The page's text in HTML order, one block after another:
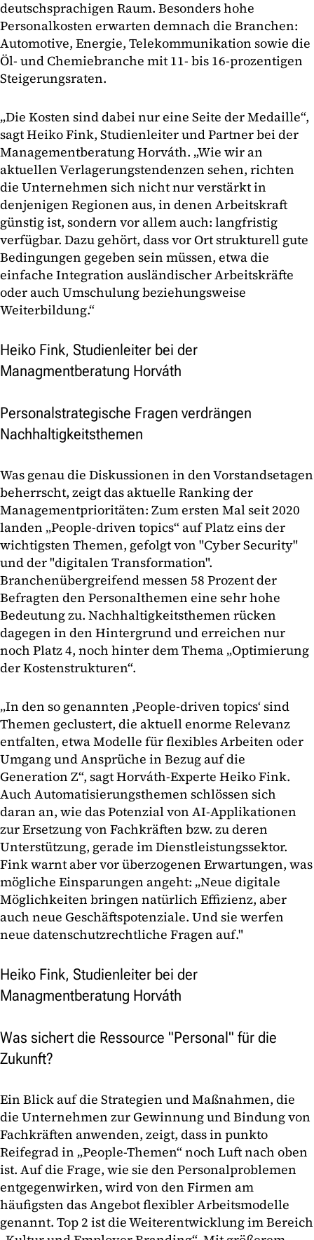
deutschsprachigen Raum. Besonders hohe
Personalkosten erwarten demnach die Branchen:
Automotive, Energie, Telekommunikation sowie die
Öl- und Chemiebranche mit 11- bis 16-prozentigen
Steigerungsraten.
„Die Kosten sind dabei nur eine Seite der Medaille“,
sagt Heiko Fink, Studienleiter und Partner bei der
Managementberatung Horváth. „Wie wir an
aktuellen Verlagerungstendenzen sehen, richten
die Unternehmen sich nicht nur verstärkt in
denjenigen Regionen aus, in denen Arbeitskraft
günstig ist, sondern vor allem auch: langfristig
verfügbar. Dazu gehört, dass vor Ort strukturell gute
Bedingungen gegeben sein müssen, etwa die
einfache Integration ausländischer Arbeitskräfte
oder auch Umschulung beziehungsweise
Weiterbildung.“
Heiko Fink, Studienleiter bei der
Managmentberatung Horváth
Personalstrategische Fragen verdrängen
Nachhaltigkeitsthemen
Was genau die Diskussionen in den Vorstandsetagen
beherrscht, zeigt das aktuelle Ranking der
Managementprioritäten: Zum ersten Mal seit 2020
landen „People-driven topics“ auf Platz eins der
wichtigsten Themen, gefolgt von "Cyber Security"
und der "digitalen Transformation".
Branchenübergreifend messen 58 Prozent der
Befragten den Personalthemen eine sehr hohe
Bedeutung zu. Nachhaltigkeitsthemen rücken
dagegen in den Hintergrund und erreichen nur
noch Platz 4, noch hinter dem Thema „Optimierung
der Kostenstrukturen“.
„In den so genannten ,People-driven topics‘ sind
Themen geclustert, die aktuell enorme Relevanz
entfalten, etwa Modelle für flexibles Arbeiten oder
Umgang und Ansprüche in Bezug auf die
Generation Z“, sagt Horváth-Experte Heiko Fink.
Auch Automatisierungsthemen schlössen sich
daran an, wie das Potenzial von AI-Applikationen
zur Ersetzung von Fachkräften bzw. zu deren
Unterstützung, gerade im Dienstleistungssektor.
Fink warnt aber vor überzogenen Erwartungen, was
mögliche Einsparungen angeht: „Neue digitale
Möglichkeiten bringen natürlich Effizienz, aber
auch neue Geschäftspotenziale. Und sie werfen
neue datenschutzrechtliche Fragen auf."
Heiko Fink, Studienleiter bei der
Managmentberatung Horváth
Was sichert die Ressource "Personal" für die
Zukunft?
Ein Blick auf die Strategien und Maßnahmen, die
die Unternehmen zur Gewinnung und Bindung von
Fachkräften anwenden, zeigt, dass in punkto
Reifegrad in „People-Themen“ noch Luft nach oben
ist. Auf die Frage, wie sie den Personalproblemen
entgegenwirken, wird von den Firmen am
häufigsten das Angebot flexibler Arbeitsmodelle
genannt. Top 2 ist die Weiterentwicklung im Bereich